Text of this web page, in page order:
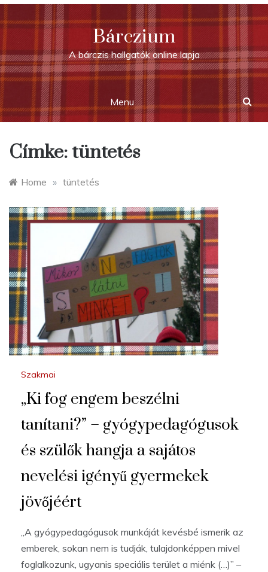
Skip
to
content
Bárczium
A bárczis hallgatók online lapja
Menu
Címke: tüntetés
Home » tüntetés
Szakmai
„Ki fog engem beszélni
tanítani?” – gyógypedagógusok
és szülők hangja a sajátos
nevelési igényű gyermekek
jövőjéért
„A gyógypedagógusok munkáját kevésbé ismerik az
emberek, sokan nem is tudják, tulajdonképpen mivel
foglalkozunk, ugyanis speciális terület a miénk (…)” –